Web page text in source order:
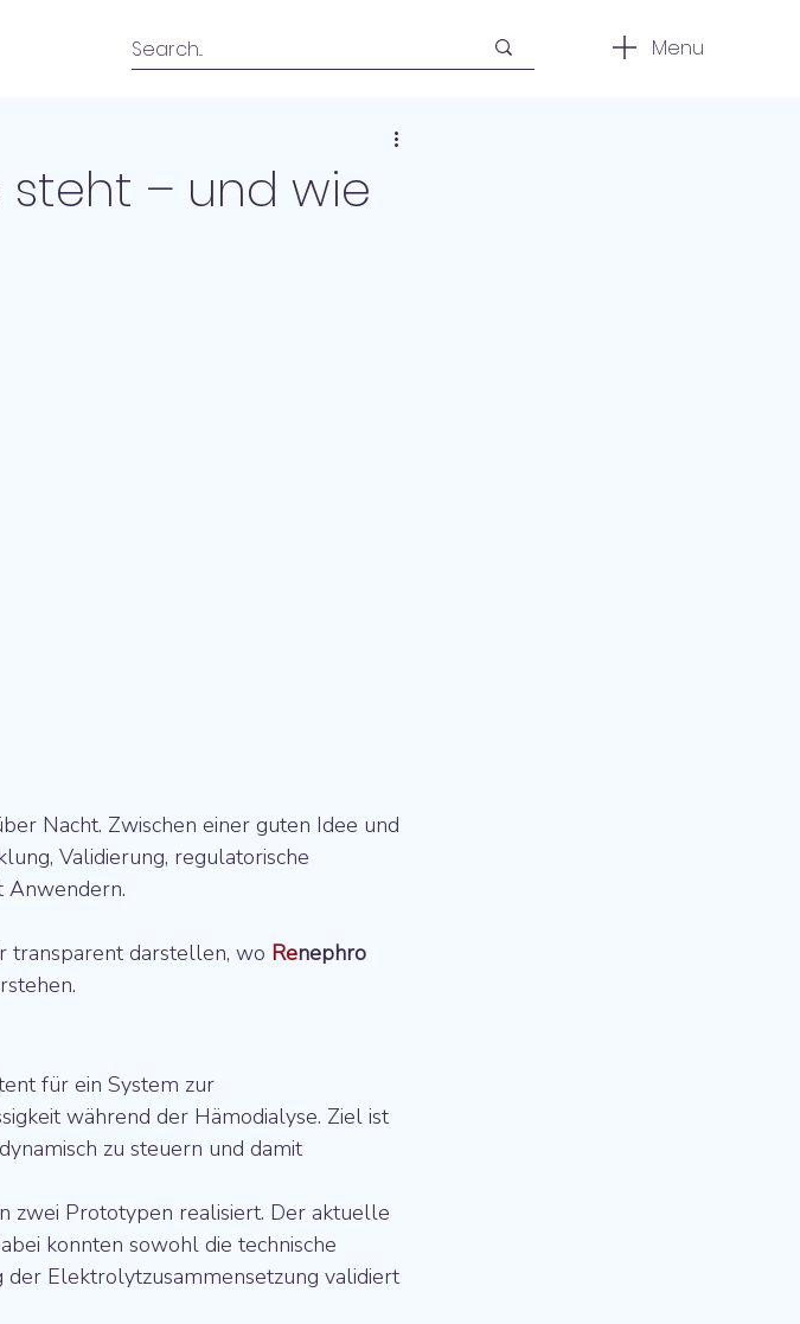
Menu
– und wie
Nacht. Zwischen einer guten Idee und
Validierung, regulatorische
Anwendern.
transparent darstellen, wo Renephro
für ein System zur
während der Hämodialyse. Ziel ist
zu steuern und damit
zwei Prototypen realisiert. Der aktuelle
konnten sowohl die technische
der Elektrolytzusammensetzung validiert